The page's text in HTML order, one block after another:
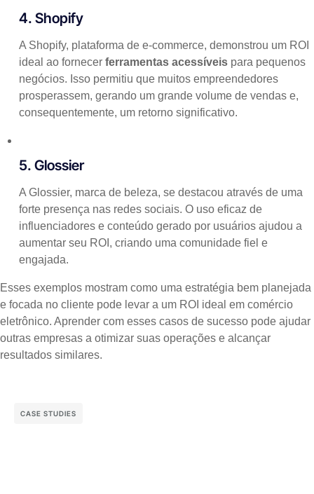
4. Shopify
A Shopify, plataforma de e-commerce, demonstrou um ROI
ideal ao fornecerferramentas acessíveis para pequenos
negócios. Isso permitiu que muitos empreendedores
prosperassem, gerando um grande volume de vendas e,
consequentemente, um retorno significativo.
5. Glossier
A Glossier, marca de beleza, se destacou através de uma
forte presença nas redes sociais. O uso eficaz de
influenciadores e conteúdo gerado por usuários ajudou a
aumentar seu ROI, criando uma comunidade fiel e
engajada.
Esses exemplos mostram como uma estratégia bem planejada
e focada no cliente pode levar a um ROI ideal em comércio
eletrônico. Aprender com esses casos de sucesso pode ajudar
outras empresas a otimizar suas operações e alcançar
resultados similares.
CASE STUDIES